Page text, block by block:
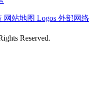
网站地图 Logos 外部网络
Reserved.